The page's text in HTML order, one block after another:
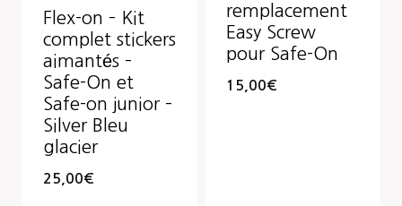
Flex-on – Kit
complet stickers
aimantés –
Safe-On et
Safe-on junior –
Silver Bleu
glacier
25,00€
remplacement
Easy Screw
pour Safe-On
15,00€